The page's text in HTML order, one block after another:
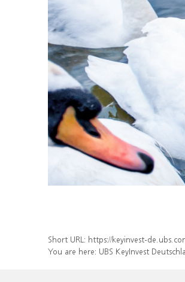
Short URL: https://keyinvest-
You are here: UBS KeyInvest